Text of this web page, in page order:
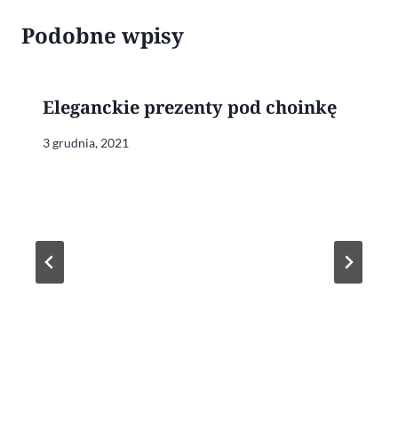
Podobne wpisy
Eleganckie prezenty pod choinkę
3 grudnia, 2021